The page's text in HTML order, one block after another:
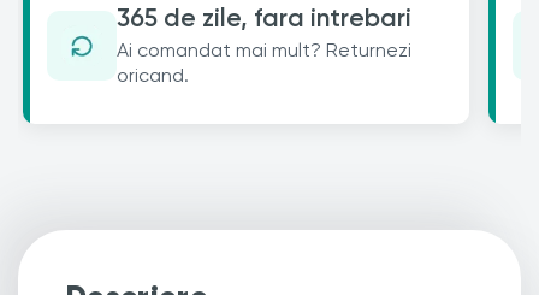
365 de zile, fara intrebari
Ai comandat mai mult? Returnezi
oricand.